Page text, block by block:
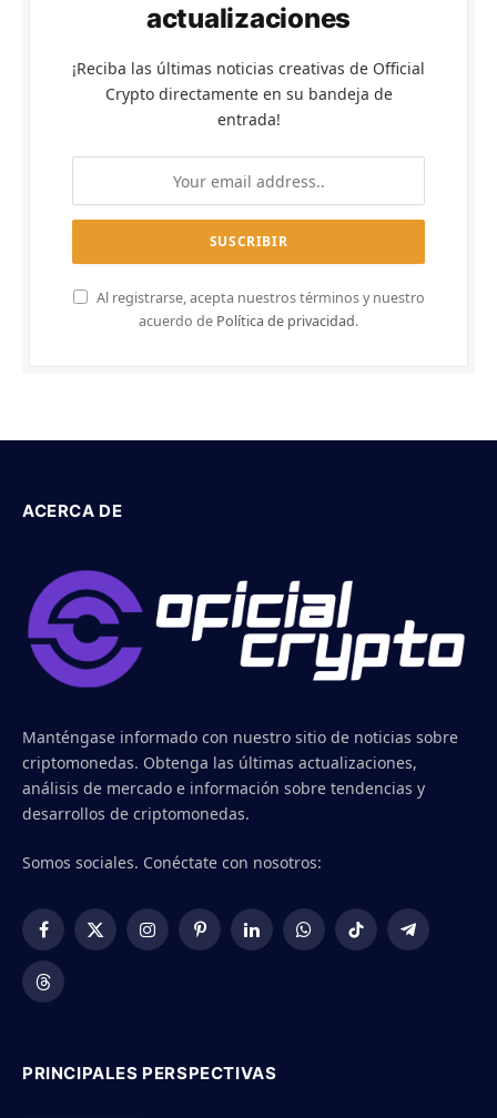
actualizaciones
¡Reciba las últimas noticias creativas de Official
Crypto directamente en su bandeja de
entrada!
Al registrarse, acepta nuestros términos y nuestro
acuerdo de Política de privacidad.
ACERCA DE
Manténgase informado con nuestro sitio de noticias sobre
criptomonedas. Obtenga las últimas actualizaciones,
análisis de mercado e información sobre tendencias y
desarrollos de criptomonedas.
Somos sociales. Conéctate con nosotros:
Facebook
X
InstagramPinterestLinkedInWhatsApp
TikTok Telegram
Threads
PRINCIPALES PERSPECTIVAS